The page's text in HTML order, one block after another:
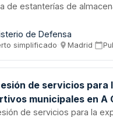
de estanterías de
deberá contar con
previas y
de Defensa
simplificado· Madrid·
de servicios
municipales en A
de servicios para la